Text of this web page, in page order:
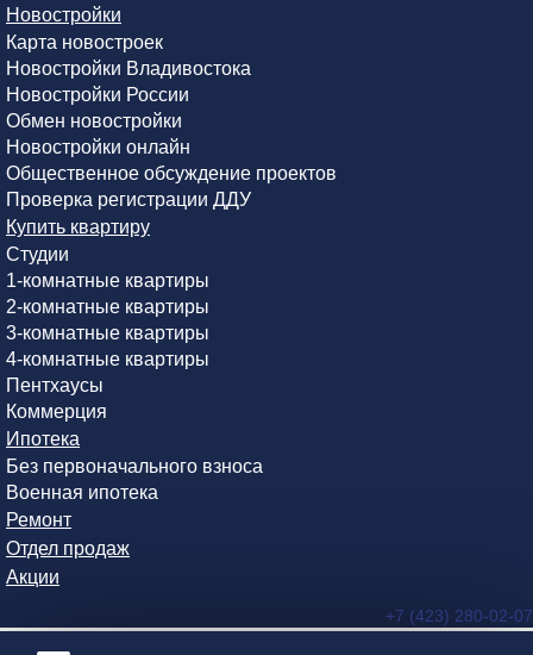
Новостройки
Карта новостроек
Новостройки Владивостока
Новостройки России
Обмен новостройки
Новостройки онлайн
Общественное обсуждение проектов
Проверка регистрации ДДУ
Купить квартиру
Студии
1-комнатные квартиры
2-комнатные квартиры
3-комнатные квартиры
4-комнатные квартиры
Пентхаусы
Коммерция
Ипотека
Без первоначального взноса
Военная ипотека
Ремонт
Отдел продаж
Акции
+7 (423) 280-02-07